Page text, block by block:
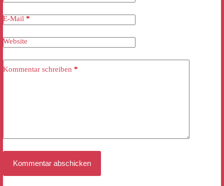
E-Mail *
Website
Kommentar schreiben *
Kommentar abschicken